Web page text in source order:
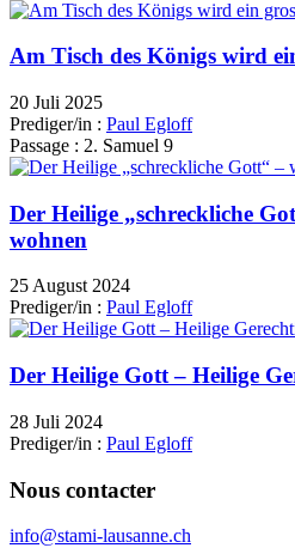
Am Tisch des Königs wird
20 Juli 2025
Prediger/in : Paul Egloff
Passage : 2. Samuel 9
Der Heilige „schreckliche
wohnen
25 August 2024
Prediger/in : Paul Egloff
Der Heilige Gott – Heilige
28 Juli 2024
Prediger/in : Paul Egloff
Nous contacter
info@stami-lausanne.ch